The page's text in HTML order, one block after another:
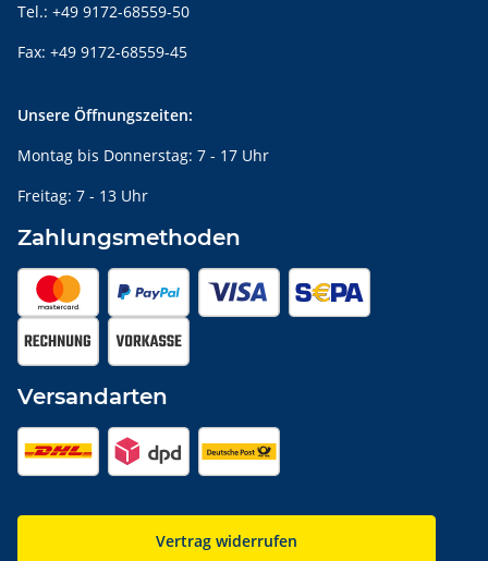
Tel.: +49 9172-68559-50
Fax: +49 9172-68559-45
Unsere Öffnungszeiten:
Montag bis Donnerstag: 7 - 17 Uhr
Freitag: 7 - 13 Uhr
Zahlungsmethoden
Versandarten
Vertrag widerrufen